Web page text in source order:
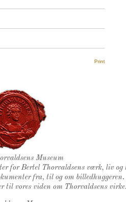
Print
Segl
Museum
for Bertel Thorvaldsens værk, liv og
fra, til og om billedhuggeren.
til vores viden om Thorvaldsens virke.